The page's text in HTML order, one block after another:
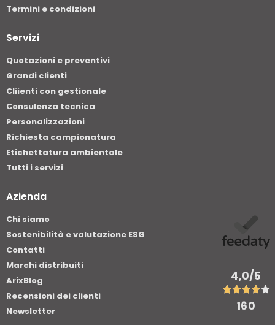
Termini e condizioni
Servizi
Quotazioni e preventivi
Grandi clienti
Cliienti con gestionale
Consulenza tecnica
Personalizzazioni
Richiesta campionatura
Etichettatura ambientale
Tutti i servizi
Azienda
Chi siamo
Sostenibilità e valutazione ESG
Contatti
Marchi distribuiti
ArixBlog
Recensioni dei clienti
Newsletter
4,0/5
160